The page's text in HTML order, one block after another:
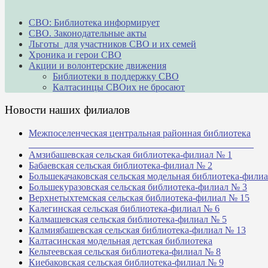
СВО: Библиотека информирует
СВО. Законодательные акты
Льготы для участников СВО и их семей
Хроника и герои СВО
Акции и волонтерские движения
Библиотеки в поддержку СВО
Калтасинцы СВОих не бросают
Новости наших филиалов
Межпоселенческая центральная районная библиотека
Амзибашевская сельская библиотека-филиал № 1
Бабаевская сельская библиотека-филиал № 2
Большекачаковская сельская модельная библиотека-
Большекуразовская сельская библиотека-филиал № 3
Верхнетыхтемская сельская библиотека-филиал № 15
Калегинская сельская библиотека-филиал № 6
Калмашевская сельская библиотека-филиал № 5
Калмиябашевская сельская библиотека-филиал № 13
Калтасинская модельная детская библиотека
Кельтеевская сельская библиотека-филиал № 8
Киебаковская сельская библиотека-филиал № 9